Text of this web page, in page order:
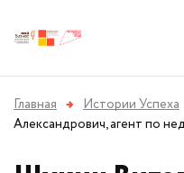
Главная → Истории Успеха
Александрович, агент по